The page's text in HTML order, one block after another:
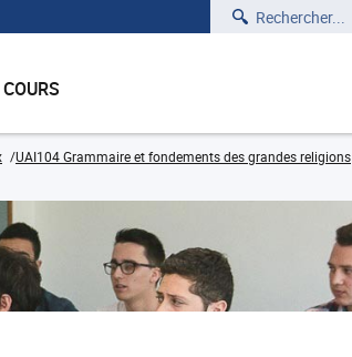
Rechercher
UAI104 Grammaire et fondements des grandes religions